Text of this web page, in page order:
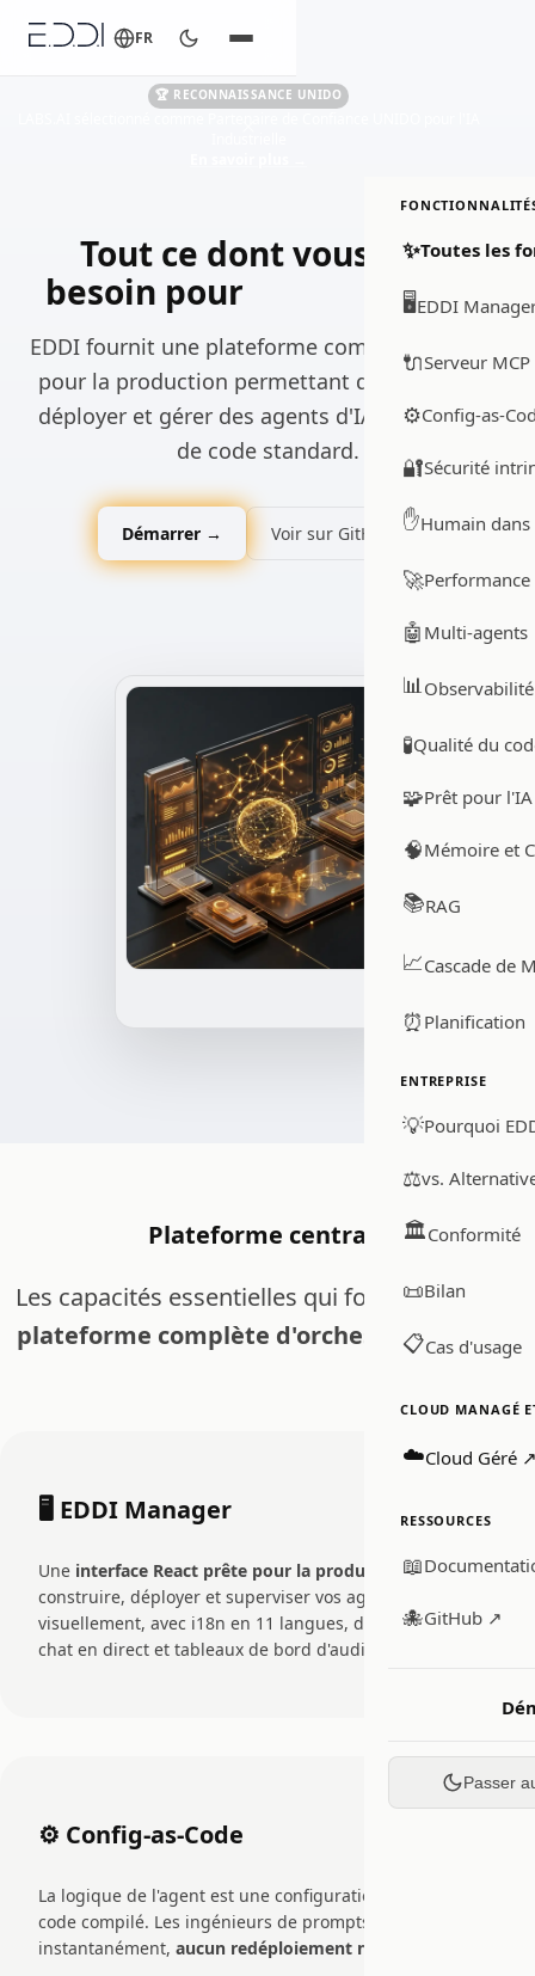
🏆 RECONNAISSANCE UNIDO
FR
✨Toutes les
🖥️EDDI
🔌Serveur
⚙️Config-as-
🔐Sécurité
✋Humain
🚀Performance
🤖 Multi-agents
📊Observabilité
🧪Qualité du
🧩Prêt pour l'IA
🧠Mémoire et
📚RAG
📈Cascade de
⏰ Planification
ENTREPRISE
💡Pourquoi
⚖️vs.
🏛️Conformité
📜Bilan
📋Cas d'usage
CLOUD MANAGÉ
☁️Cloud Géré
RESSOURCES
📖
🐙GitHub ↗
Passer
Tout ce dont vous avez
besoin pour
orchestrer l'IA
EDDI fournit une plateforme complète et prête
pour la production permettant de construire,
déployer et gérer des agents d'IA, sans écrire
de code standard.
Démarrer → Voir sur GitHub ↗
Plateforme centrale
Les capacités essentielles qui font d'EDDI une
plateforme complète d'orchestration d'IA
🖥️ EDDI Manager
Une interface React prête pour la productionpour
construire, déployer et superviser vos agents
visuellement, avec i18n en 11 langues, débogage de
chat en direct et tableaux de bord d'audit.
⚙️ Config-as-Code
La logique de l'agent est une configuration JSON, pas du
code compilé. Les ingénieurs de prompts itèrent
instantanément, aucun redéploiement nécessaire